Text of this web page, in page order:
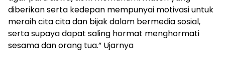
diberikan serta kedepan mempunyai motivasi untuk
meraih cita cita dan bijak dalam bermedia sosial,
serta supaya dapat saling hormat menghormati
sesama dan orang tua.” Ujarnya